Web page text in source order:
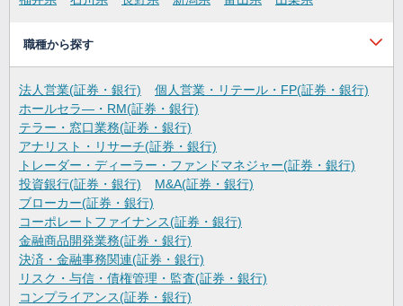
職種から探す
法人営業(証券・銀行)
個人営業・リテール・FP(証券・銀行)
ホールセラ―・RM(証券・銀行)
テラー・窓口業務(証券・銀行)
アナリスト・リサーチ(証券・銀行)
トレーダー・ディーラー・ファンドマネジャー(証券・銀行)
投資銀行(証券・銀行)
M&A(証券・銀行)
ブローカー(証券・銀行)
コーポレートファイナンス(証券・銀行)
金融商品開発業務(証券・銀行)
決済・金融事務関連(証券・銀行)
リスク・与信・債権管理・監査(証券・銀行)
コンプライアンス(証券・銀行)